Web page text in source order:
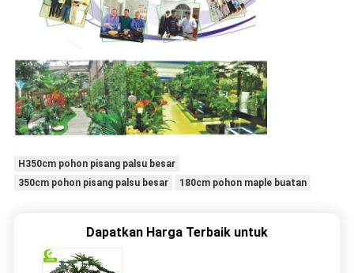
H350cm pohon pisang palsu besar
350cm pohon pisang palsu besar
180cm pohon maple buatan
Dapatkan Harga Terbaik untuk